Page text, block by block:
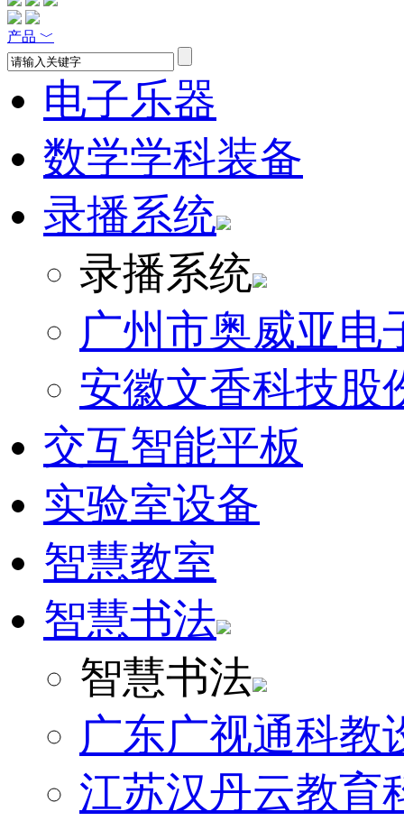
产品 ﹀
电子乐器
数学学科装备
录播系统
录播系统
广州市奥威亚电
安徽文香科技股
交互智能平板
实验室设备
智慧教室
智慧书法
智慧书法
广东广视通科教
江苏汉丹云教育